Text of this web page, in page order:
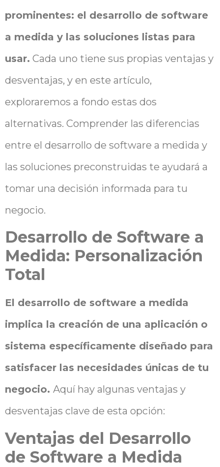
prominentes: el desarrollo de software
a medida y las soluciones listas para
usar. Cada uno tiene sus propias ventajas y
desventajas, y en este artículo,
exploraremos a fondo estas dos
alternativas. Comprender las diferencias
entre el desarrollo de software a medida y
las soluciones preconstruidas te ayudará a
tomar una decisión informada para tu
negocio.
Desarrollo de Software a
Medida: Personalización
Total
El desarrollo de software a medida
implica la creación de una aplicación o
sistema específicamente diseñado para
satisfacer las necesidades únicas de tu
negocio. Aquí hay algunas ventajas y
desventajas clave de esta opción:
Ventajas del Desarrollo
de Software a Medida